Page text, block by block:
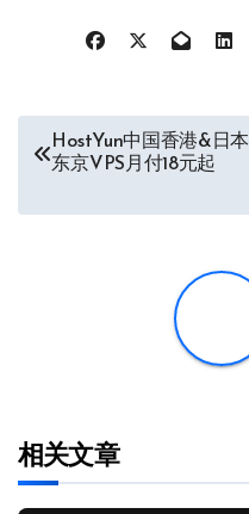
导
HostYun中国香港&日本
东京VPS月付18元起
相关文章